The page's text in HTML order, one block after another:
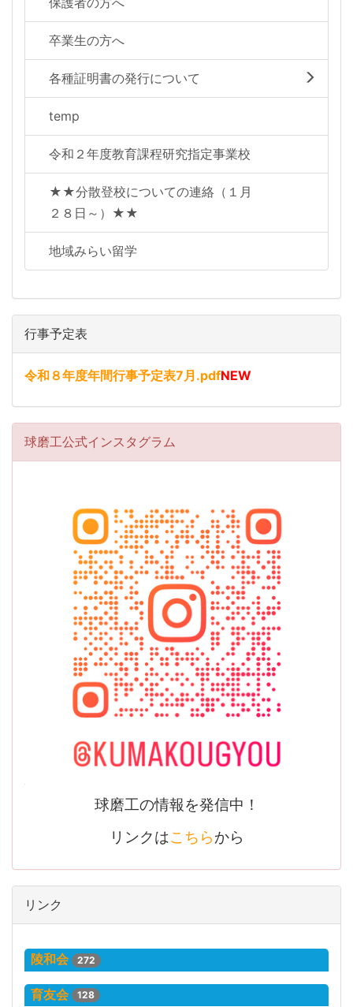
卒業生の方へ
各種証明書の発行について
temp
令和２年度教育課程研究指定事業校
★★分散登校についての連絡（１月
２８日～）★★
地域みらい留学
行事予定表
令和８年度年間行事予定表7月.pdfNEW
球磨工公式インスタグラム
球磨工の情報を発信中！
リンクはこちらから
リンク
陵和会 272
育友会 128